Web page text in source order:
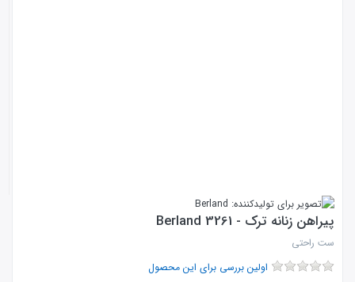
پیراهن زنانه ترک - Berland 3261
ست راحتی
اولین بررسی برای این محصول